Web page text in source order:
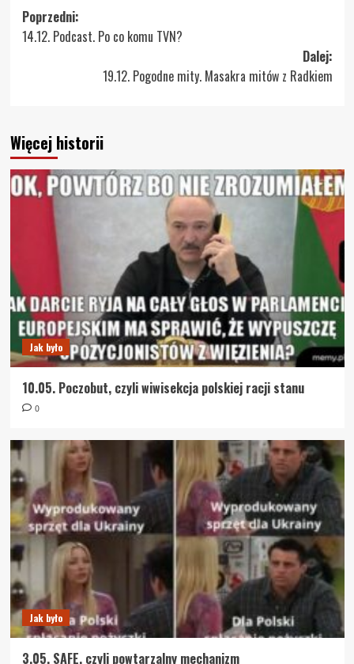
Zobacz
wpisy
Poprzedni:
14.12. Podcast. Po co komu TVN?
Dalej:
19.12. Pogodne mity. Masakra mitów z Radkiem
Więcej historii
Jak było
10.05. Poczobut, czyli wiwisekcja polskiej racji stanu
0
Jak było
3.05. SAFE, czyli powtarzalny mechanizm